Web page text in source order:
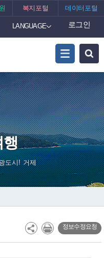
복지포털 데이터포털
LANGUAGE 로그인
행
도시! 거제
정보수정요청